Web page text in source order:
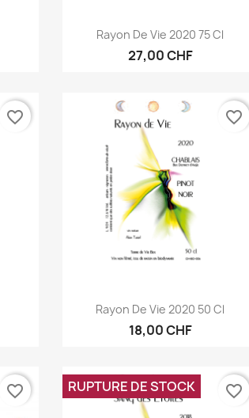
Aperçu rapide
Rayon De Vie 2020 75 Cl
27,00 CHF
favorite_border
Aperçu rapide
Rayon De Vie 2020 50 Cl
18,00 CHF
favorite_border
favorite_border RUPTURE DE STOCK favorite_border